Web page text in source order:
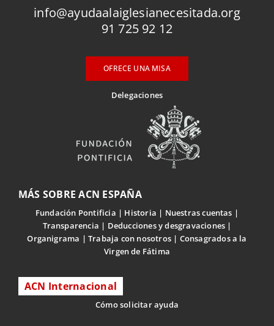
info@ayudaalaiglesianecesitada.org
91 725 92 12
OFRECE UNA MISA
Delegaciones
MÁS SOBRE ACN ESPAÑA
Fundación Pontificia Historia
Nuestras cuentas
Transparencia
Deducciones y desgravaciones
Organigrama
Trabaja con nosotros
Consagrados a la
Virgen de Fátima
ACN Internacional
Cómo solicitar ayuda